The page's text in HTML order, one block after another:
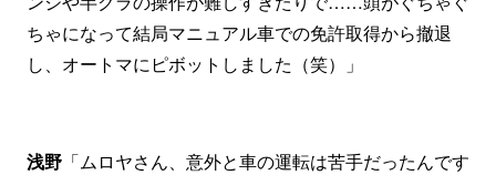
ちゃになって結局マニュアル車での免許取得から撤退
し、オートマにピボットしました（笑）」
浅野 「ムロヤさん、意外と車の運転は苦手だったんです